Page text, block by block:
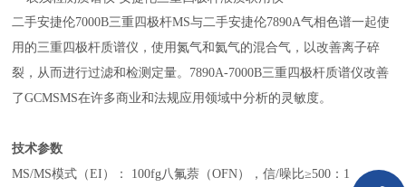
二手安捷伦7000B三重四极杆MS与二手安捷伦7890A气相色谱一起使
用的三重四极杆质谱仪，使用氮气和氦气的混合气，以改善离子碎
裂，从而进行过滤和检测定量。7890A-7000B三重四极杆质谱仪改善
了GCMSMS在许多商业和法规应用领域中分析的灵敏度。
技术参数
MS/MS模式（EI）： 100fg八氟萘（OFN），信/噪比≥500：1